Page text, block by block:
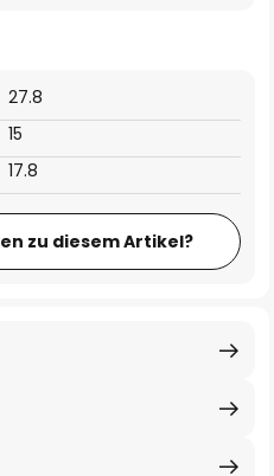
15
27.8
17.8
zu diesem Artikel?